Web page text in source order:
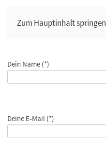
Zum Hauptinhalt springen
Dein Name (*)
Deine E-Mail (*)